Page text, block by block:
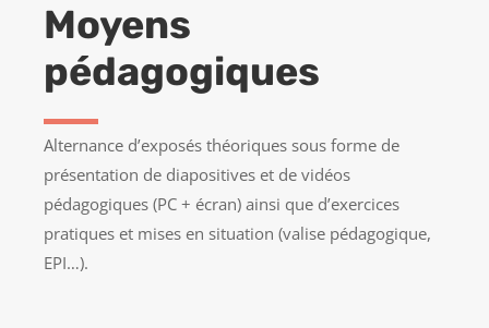
Moyens
pédagogiques
Alternance d’exposés théoriques sous forme de
présentation de diapositives et de vidéos
pédagogiques (PC + écran) ainsi que d’exercices
pratiques et mises en situation (valise pédagogique,
EPI…).